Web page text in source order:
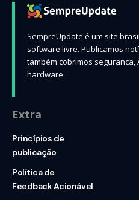
SempreUpdate é um site
software livre. Publicamos
também cobrimos segurança,
hardware.
Extra
Princípios de
publicação
Política de
Feedback Acionável